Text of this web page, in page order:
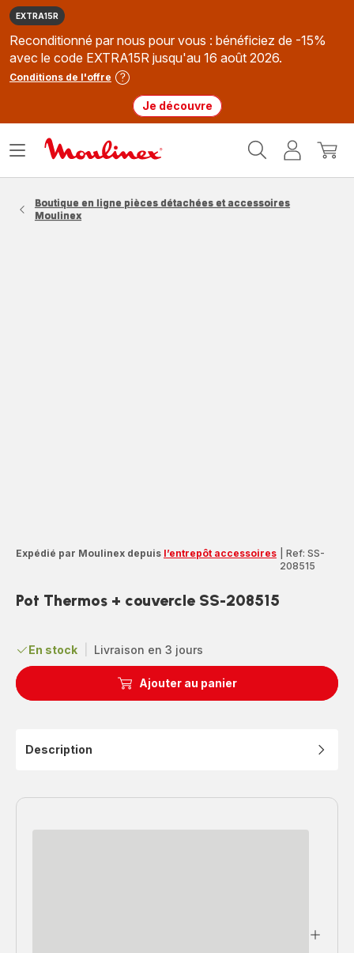
EXTRA15R
Reconditionné par nous pour vous : bénéficiez de -15%
avec le code EXTRA15R jusqu'au 16 août 2026.
Conditions de l'offre
Je découvre
MonMon
Ouvrir
Boutique en ligne pièces détachées et accessoires
Moulinex
Expédié par Moulinex depuis l’entrepôt accessoires
Ref: SS-
208515
Pot Thermos + couvercle SS-208515
En stock Livraison en 3 jours
Ajouter au panier
Description